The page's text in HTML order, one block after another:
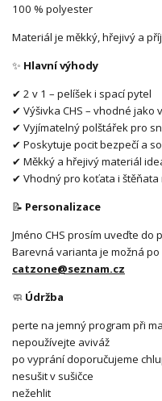
100 % polyester
Materiál je měkký, hřejivý a
✨ Hlavní výhody
✔ 2 v 1 – pelíšek i spací pytel
✔ Výšivka CHS – vhodné
✔ Vyjímatelný polštářek pro
✔ Poskytuje pocit bezpečí a
✔ Měkký a hřejivý materiál
✔ Vhodný pro koťata i štěňata
📝 Personalizace
Jméno CHS prosím uveďte do
Barevná varianta je možná
catzone@seznam.cz
🧼 Údržba
perte na jemný program při
nepoužívejte aviváž
po vyprání doporučujeme
nesušit v sušičce
nežehlit